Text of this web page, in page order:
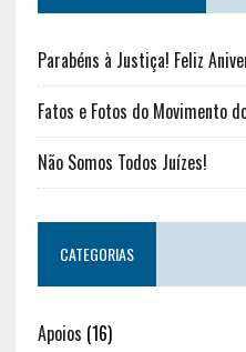
Parabéns à Justiça! Feliz
Fatos e Fotos do Movimento
Não Somos Todos Juízes!
CATEGORIAS
Apoios (16)